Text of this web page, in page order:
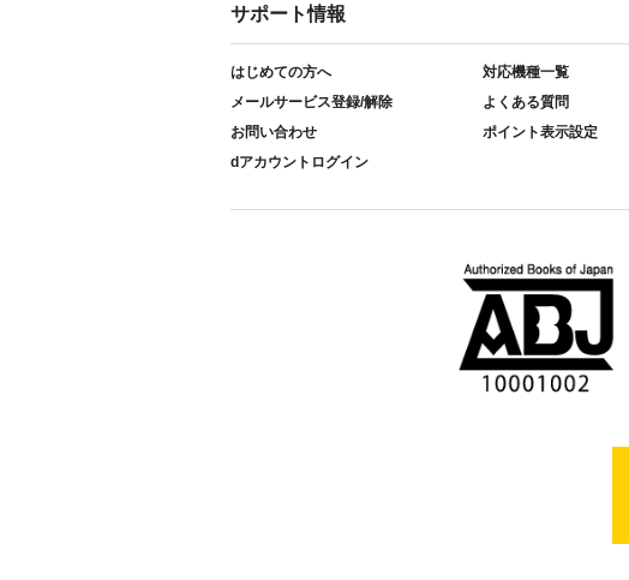
サポート情報
はじめての方へ
対応機種一覧
メールサービス登録/解除
よくある質問
お問い合わせ
ポイント表示設定
dアカウントログイン